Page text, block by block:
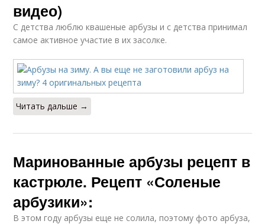
видео)
С детства люблю квашеные арбузы и с детства принимал
самое активное участие в их засолке.
Читать дальше →
Маринованные арбузы рецепт в
кастрюле. Рецепт «Соленые
арбузики»:
В этом году арбузы еще не солила, поэтому фото арбуза,